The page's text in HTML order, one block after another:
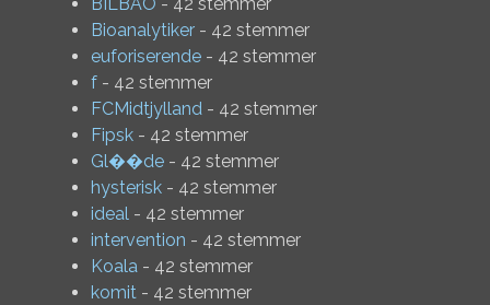
Bioanalytiker - 42 stemmer
euforiserende - 42 stemmer
f - 42 stemmer
FCMidtjylland - 42 stemmer
Fipsk - 42 stemmer
Gl��de - 42 stemmer
hysterisk - 42 stemmer
ideal - 42 stemmer
intervention - 42 stemmer
Koala - 42 stemmer
komit - 42 stemmer